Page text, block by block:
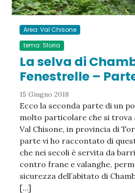
Area: Val Chisone
tema: Storia
La selva di
Fenestrelle –
15 Giugno 2018
Ecco la seconda parte di un
molto particolare che si trova
Val Chisone, in provincia di
parte vi ho raccontato di
che nei secoli è servita da
contro frane e valanghe,
sicurezza dell’abitato di
[…]